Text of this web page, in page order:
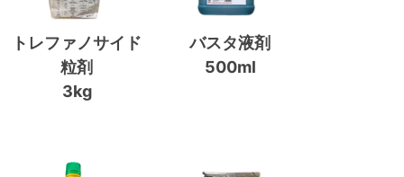
トレファノサイド
粒剤
3kg
バスタ液剤
500ml